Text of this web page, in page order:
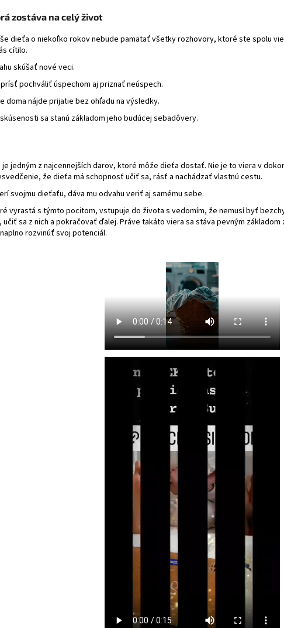
zostáva na celý život
dieťa o niekoľko rokov nebude pamätať všetky rozhovory, ktoré ste spolu
cítilo.
skúšať nové veci.
prísť pochváliť úspechom aj priznať neúspech.
doma nájde prijatie bez ohľadu na výsledky.
sa stanú základom jeho budúcej sebadôvery.
je jedným z najcennejších darov, ktoré môže dieťa dostať. Nie je to viera v
že dieťa má schopnosť učiť sa, rásť a nachádzať vlastnú cestu.
svojmu dieťaťu, dáva mu odvahu veriť aj samému sebe.
vyrastá s týmto pocitom, vstupuje do života s vedomím, že nemusí byť
sa z nich a pokračovať ďalej. Práve takáto viera sa stáva pevným
rozvinúť svoj potenciál.